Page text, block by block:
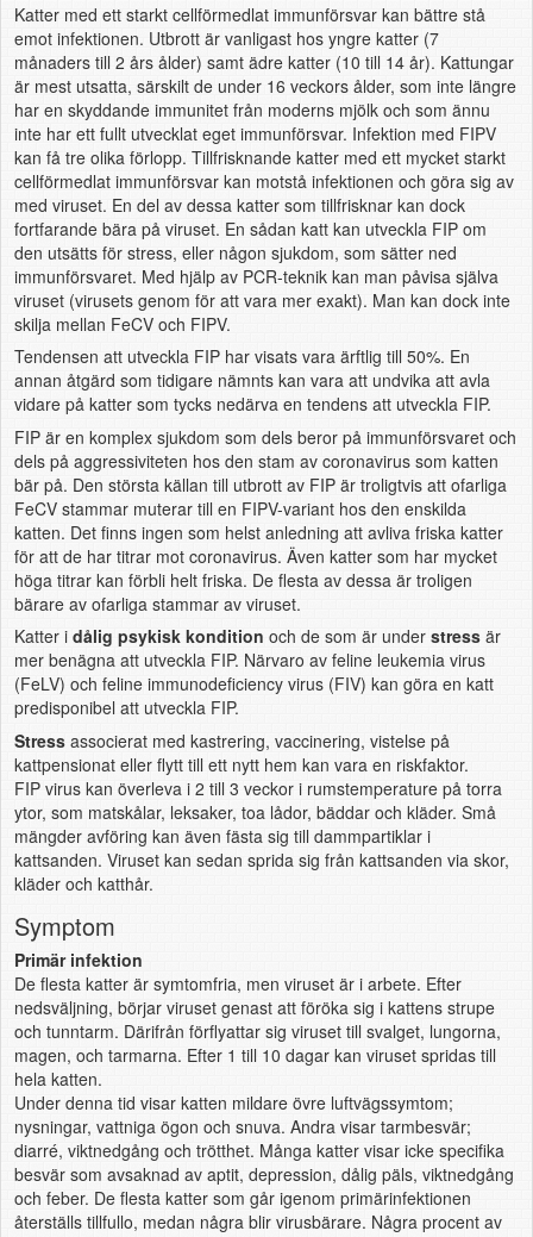
Katter med ett starkt cellförmedlat immunförsvar kan bättre stå
emot infektionen. Utbrott är vanligast hos yngre katter (7
månaders till 2 års ålder) samt ädre katter (10 till 14 år). Kattungar
är mest utsatta, särskilt de under 16 veckors ålder, som inte längre
har en skyddande immunitet från moderns mjölk och som ännu
inte har ett fullt utvecklat eget immunförsvar. Infektion med FIPV
kan få tre olika förlopp. Tillfrisknande katter med ett mycket starkt
cellförmedlat immunförsvar kan motstå infektionen och göra sig av
med viruset. En del av dessa katter som tillfrisknar kan dock
fortfarande bära på viruset. En sådan katt kan utveckla FIP om
den utsätts för stress, eller någon sjukdom, som sätter ned
immunförsvaret. Med hjälp av PCR-teknik kan man påvisa själva
viruset (virusets genom för att vara mer exakt). Man kan dock inte
skilja mellan FeCV och FIPV.
Tendensen att utveckla FIP har visats vara ärftlig till 50%. En
annan åtgärd som tidigare nämnts kan vara att undvika att avla
vidare på katter som tycks nedärva en tendens att utveckla FIP.
FIP är en komplex sjukdom som dels beror på immunförsvaret och
dels på aggressiviteten hos den stam av coronavirus som katten
bär på. Den största källan till utbrott av FIP är troligtvis att ofarliga
FeCV stammar muterar till en FIPV-variant hos den enskilda
katten. Det finns ingen som helst anledning att avliva friska katter
för att de har titrar mot coronavirus. Även katter som har mycket
höga titrar kan förbli helt friska. De flesta av dessa är troligen
bärare av ofarliga stammar av viruset.
Katter i dålig psykisk kondition och de som är under stressär
mer benägna att utveckla FIP. Närvaro av feline leukemia virus
(FeLV) och feline immunodeficiency virus (FIV) kan göra en katt
predisponibel att utveckla FIP.
Stress associerat med kastrering, vaccinering, vistelse på
kattpensionat eller flytt till ett nytt hem kan vara en riskfaktor.
FIP virus kan överleva i 2 till 3 veckor i rumstemperature på torra
ytor, som matskålar, leksaker, toa lådor, bäddar och kläder. Små
mängder avföring kan även fästa sig till dammpartiklar i
kattsanden. Viruset kan sedan sprida sig från kattsanden via skor,
kläder och katthår.
Symptom
Primär infektion
De flesta katter är symtomfria, men viruset är i arbete. Efter
nedsväljning, börjar viruset genast att föröka sig i kattens strupe
och tunntarm. Därifrån förflyattar sig viruset till svalget, lungorna,
magen, och tarmarna. Efter 1 till 10 dagar kan viruset spridas till
hela katten.
Under denna tid visar katten mildare övre luftvägssymtom;
nysningar, vattniga ögon och snuva. Andra visar tarmbesvär;
diarré, viktnedgång och trötthet. Många katter visar icke specifika
besvär som avsaknad av aptit, depression, dålig päls, viktnedgång
och feber. De flesta katter som går igenom primärinfektionen
återställs tillfullo, medan några blir virusbärare. Några procent av